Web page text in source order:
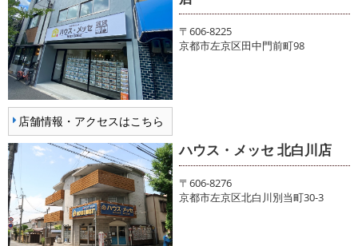
店舗情報・アクセスはこちら
〒606-8225
京都市左京区田中門前町98
ハウス・メッセ 北白川店
〒606-8276
京都市左京区北白川別当町30-3